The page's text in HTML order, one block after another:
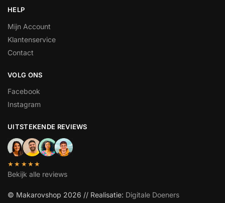
HELP
Mijn Account
Klantenservice
Contact
VOLG ONS
Facebook
Instagram
UITSTEKENDE REVIEWS
★★★★★
Bekijk alle reviews
© Makarovshop 2026 // Realisatie: Digitale Doeners